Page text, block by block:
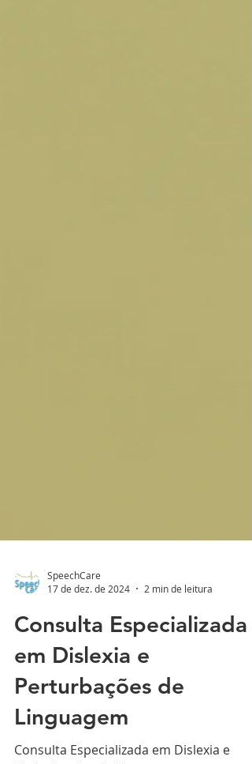
17 de dez. de 2024
2 min de leitura
Consulta Especializada
em Dislexia e
Perturbações de
Linguagem